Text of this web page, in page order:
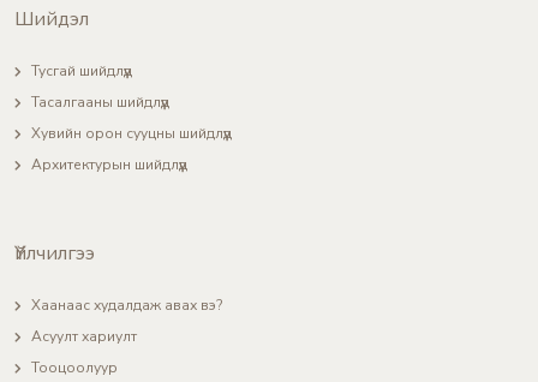
Шийдэл
Тусгай шийдлүүд
Тасалгааны шийдлүүд
Хувийн орон сууцны шийдлүүд
Архитектурын шийдлүүд
Үйлчилгээ
Хаанаас худалдаж авах вэ?
Асуулт хариулт
Тооцоолуур